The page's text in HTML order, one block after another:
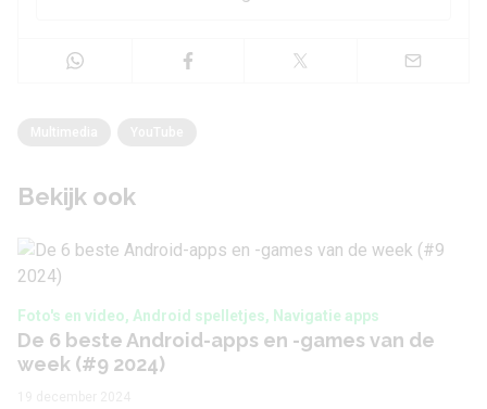
Bekijk ook
Foto's en video, Android spelletjes, Navigatie apps
De 6 beste Android-apps en -games van de
week (#9 2024)